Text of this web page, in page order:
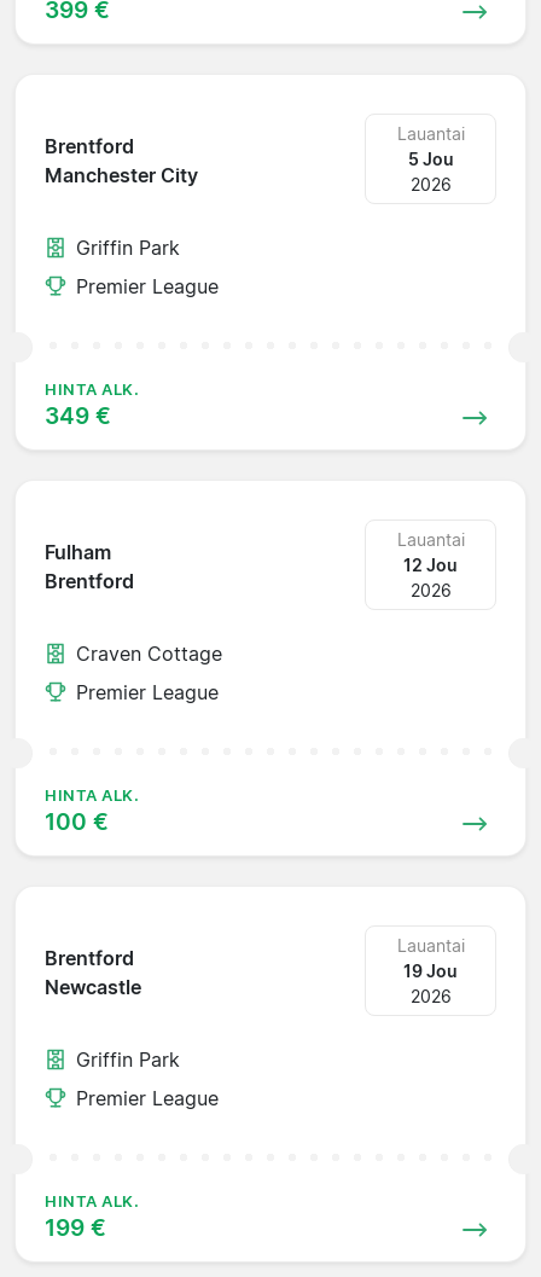
399 €
Brentford
Manchester City
Lauantai
5 Jou
2026
Griffin Park
Premier League
HINTA ALK.
349 €
Fulham
Brentford
Lauantai
12 Jou
2026
Craven Cottage
Premier League
HINTA ALK.
100 €
Brentford
Newcastle
Lauantai
19 Jou
2026
Griffin Park
Premier League
HINTA ALK.
199 €